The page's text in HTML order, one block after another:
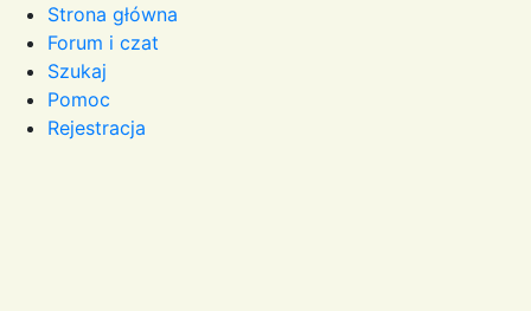
Strona główna
Forum i czat
Szukaj
Pomoc
Rejestracja